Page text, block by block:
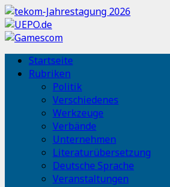
Startseite
Rubriken
Politik
Verschiedenes
Werkzeuge
Verbände
Unternehmen
Literaturübersetzung
Deutsche Sprache
Veranstaltungen